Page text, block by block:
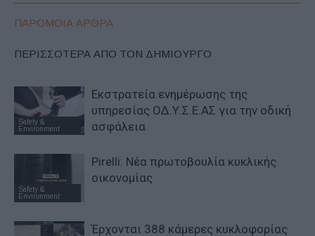
ΠΑΡΟΜΟΙΑ ΑΡΘΡΑ
ΠΕΡΙΣΣΟΤΕΡΑ ΑΠΟ ΤΟΝ ΔΗΜΙΟΥΡΓΟ
Safety &
Environment
Εκστρατεία ενημέρωσης της
υπηρεσίας ΟΔ.Υ.Σ.Ε.ΑΣ για την οδική
ασφάλεια
Safety &
Environment
Pirelli: Νέα πρωτοβουλία κυκλικής
οικονομίας
Έρχονται 388 κάμερες κυκλοφορίας